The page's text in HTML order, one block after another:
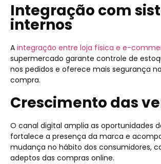
Integração com
internos
A integração entre loja física e e-
supermercado garante controle de
nos pedidos e oferece mais segurança
compra.
Crescimento das
O canal digital amplia as oportunidades
fortalece a presença da marca e
mudança no hábito dos consumidores,
adeptos das compras online.